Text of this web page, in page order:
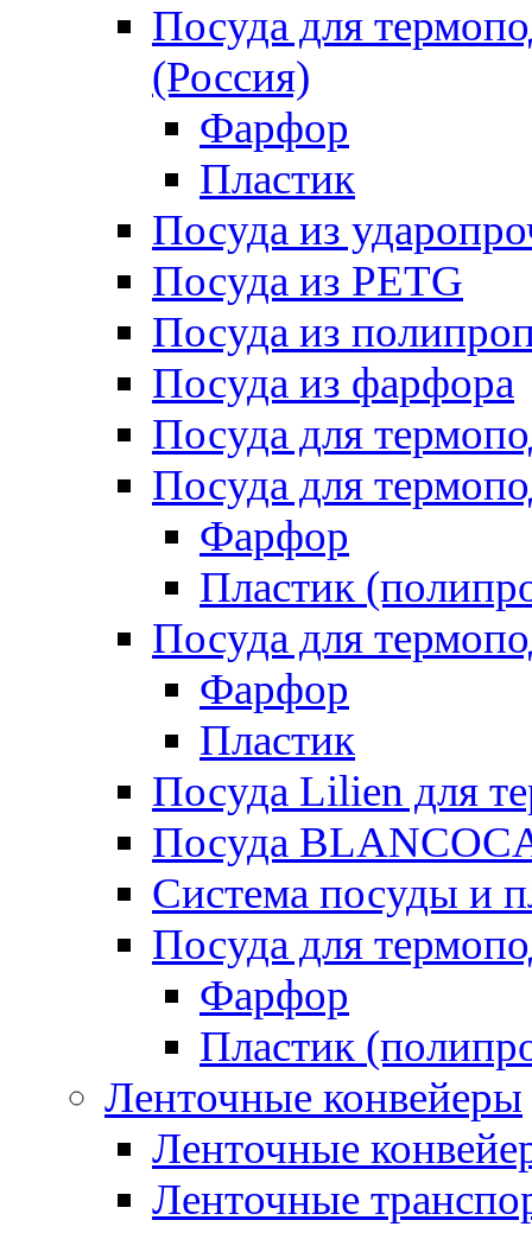
Посуда для
(Россия)
Фарфор
Пластик
Посуда из
Посуда из PETG
Посуда из
Посуда из фарфора
Посуда для
Посуда для
Фарфор
Пластик
Посуда для
Фарфор
Пластик
Посуда Lilien для
Посуда
Система посуды и
Посуда для
Фарфор
Пластик
Ленточные конвейеры
Ленточные
Ленточные